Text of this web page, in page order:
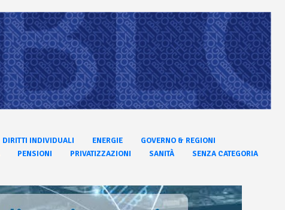
DIRITTI INDIVIDUALI ENERGIE
GOVERNO & REGIONI
PENSIONI PRIVATIZZAZIONI SANITÀ
SENZA CATEGORIA